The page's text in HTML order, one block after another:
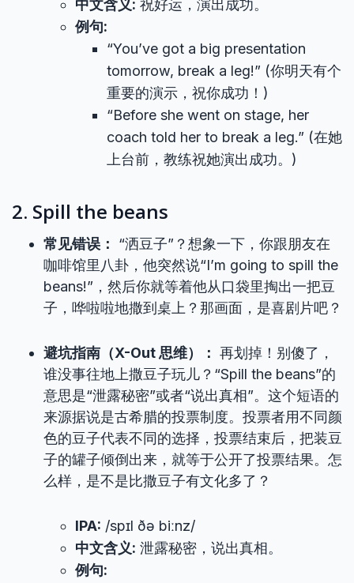
中文含义: 祝好运，演出成功。
例句:
“You’ve got a big presentation
tomorrow, break a leg!” (你明天有个
重要的演示，祝你成功！)
“Before she went on stage, her
coach told her to break a leg.” (在她
上台前，教练祝她演出成功。)
2. Spill the beans
常见错误：
“洒豆子”？想象一下，你跟朋友在
咖啡馆里八卦，他突然说“I’m going to spill the
beans!”，然后你就等着他从口袋里掏出一把豆
子，哗啦啦地撒到桌上？那画面，是喜剧片吧？
避坑指南（X-Out 思维）： 再划掉！别傻了，
谁没事往地上撒豆子玩儿？“Spill the beans”的
意思是“泄露秘密”或者“说出真相”。这个短语的
来源据说是古希腊的投票制度。投票者用不同颜
色的豆子代表不同的选择，投票结束后，把装豆
子的罐子倾倒出来，就等于公开了投票结果。怎
么样，是不是比撒豆子有文化多了？
IPA: /spɪl ðə biːnz/
中文含义: 泄露秘密，说出真相。
例句: